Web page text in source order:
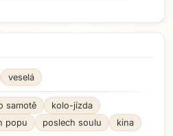
veselá
samotě
kolo-jízda
popu
poslech soulu kina